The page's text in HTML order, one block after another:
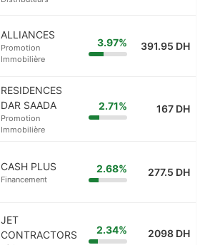
ALLIANCES
Promotion
Immobilière
3.97% 391.95 DH
RESIDENCES
DAR SAADA
Promotion
Immobilière
2.71% 167 DH
CASH PLUS
Financement
2.68% 277.5 DH
JET
CONTRACTORS
2.34% 2098 DH